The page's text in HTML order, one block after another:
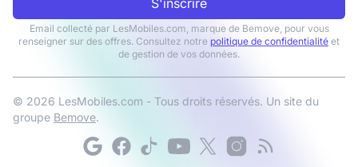
S'inscrire
Email collecté par LesMobiles.com, marque de Bemove, pour vous
renseigner sur des offres. Consultez notre politique de confidentialité et
de gestion de vos données.
© 2026 LesMobiles.com - Tous droits réservés. Un site du
groupe Bemove.